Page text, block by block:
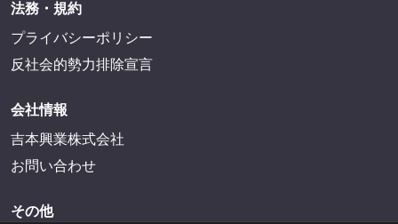
法務・規約
プライバシーポリシー
反社会的勢力排除宣言
会社情報
吉本興業株式会社
お問い合わせ
その他